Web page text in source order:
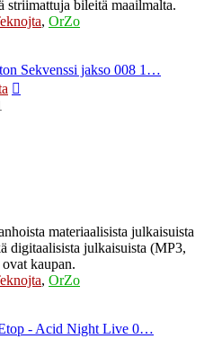
striimattuja bileitä maailmalta.
, OrZo
Sekvenssi jakso 008 1…
materiaalisista julkaisuista
digitaalisista julkaisuista (MP3,
kaupan.
, OrZo
- Acid Night Live 0…